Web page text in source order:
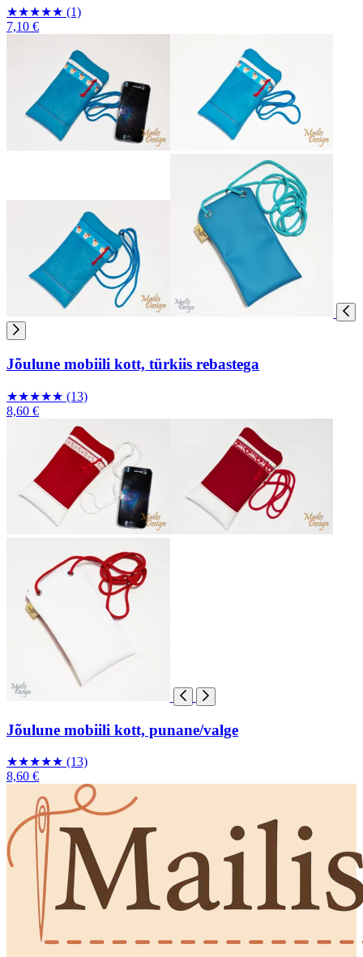
★★★★★ (1)
7,10 €
Jõulune mobiili kott, türkiis rebastega
★★★★★ (13)
8,60 €
Jõulune mobiili kott, punane/valge
★★★★★ (13)
8,60 €